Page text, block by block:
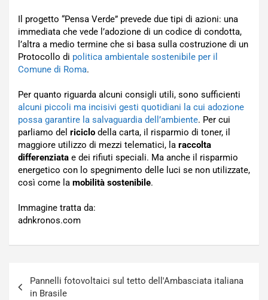
Il progetto “Pensa Verde” prevede due tipi di azioni: una
immediata che vede l’adozione di un codice di condotta,
l’altra a medio termine che si basa sulla costruzione di un
Protocollo di politica ambientale sostenibile per il
Comune di Roma.
Per quanto riguarda alcuni consigli utili, sono sufficienti
alcuni piccoli ma incisivi gesti quotidiani la cui adozione
possa garantire la salvaguardia dell’ambiente. Per cui
parliamo del riciclo della carta, il risparmio di toner, il
maggiore utilizzo di mezzi telematici, la raccolta
differenziata e dei rifiuti speciali. Ma anche il risparmio
energetico con lo spegnimento delle luci se non utilizzate,
così come la mobilità sostenibile.
Immagine tratta da:
adnkronos.com
articoli
Pannelli fotovoltaici sul tetto dell'Ambasciata italiana
in Brasile